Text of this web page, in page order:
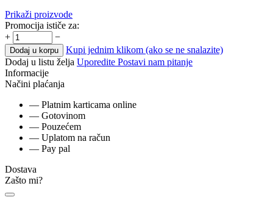
Prikaži proizvode
Promocija ističe za:
+
−
Dodaj u korpu
Kupi jednim klikom (ako se ne snalazite)
Dodaj u listu želja Uporedite Postavi nam pitanje
Informacije
Načini plaćanja
— Platnim karticama online
— Gotovinom
— Pouzećem
— Uplatom na račun
— Pay pal
Dostava
Zašto mi?